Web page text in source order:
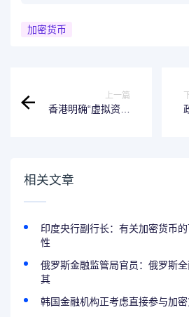
加密货币
上一篇
香港明确“虚拟资产
相关文章
印度央行副行长：有关加密货币
性
俄罗斯金融监管局官员：俄罗斯
其
韩国金融机构正考虑直接参与加